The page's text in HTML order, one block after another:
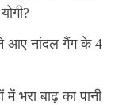
आए नांदल गैंग के 4
भरा बाढ़ का पानी